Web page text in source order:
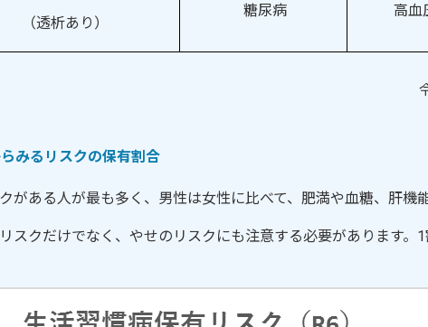
（透析あり）
糖尿病 高血
６年度KDB
みるリスクの保有割合
がある人が最も多く、男性は女性に比べて、肥満や血糖、肝機
スクだけでなく、やせのリスクにも注意する必要があります。